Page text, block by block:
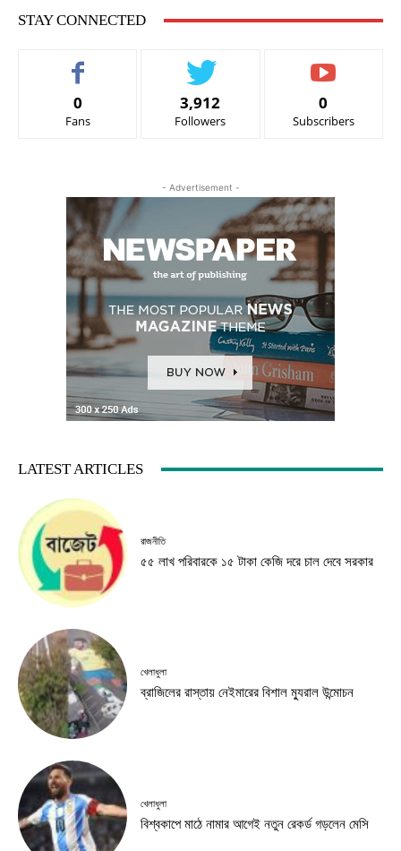
STAY CONNECTED
0
Fans
3,912
Followers
0
Subscribers
- Advertisement -
LATEST ARTICLES
রাজনীতি
৫৫ লাখ পরিবারকে ১৫ টাকা কেজি দরে চাল দেবে সরকার
খেলাধুলা
ব্রাজিলের রাস্তায় নেইমারের বিশাল ম্যুরাল উন্মোচন
খেলাধুলা
বিশ্বকাপে মাঠে নামার আগেই নতুন রেকর্ড গড়লেন মেসি